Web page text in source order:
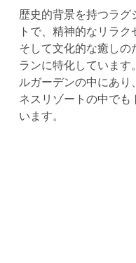
歴史的背景を持つラグ
トで、精神的なリラク
そして文化的な癒しの
ランに特化しています
ルガーデンの中にあり
ネスリゾートの中でも
います。